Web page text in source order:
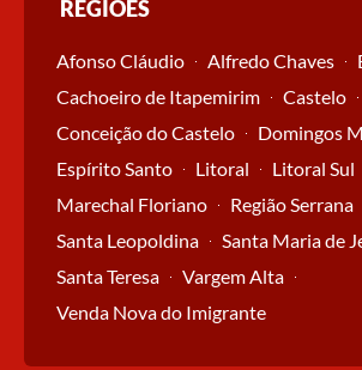
REGIÕES
Afonso Cláudio Alfredo Chaves
Cachoeiro de Itapemirim
Castelo
Conceição do Castelo
Domingos
Espírito Santo
Litoral
Litoral Sul
Marechal Floriano
Região Serrana
Santa Leopoldina
Santa Maria de
Santa Teresa
Vargem Alta
Venda Nova do Imigrante